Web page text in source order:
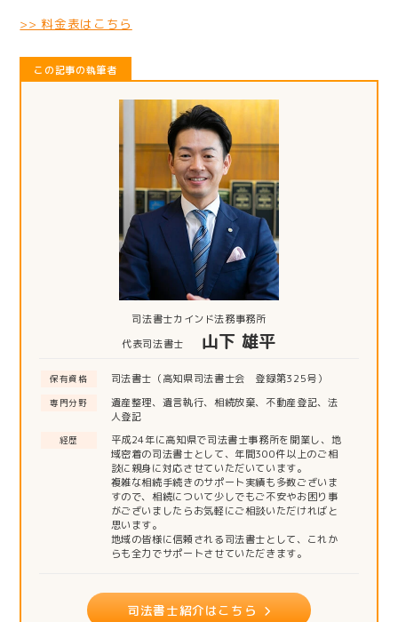
>> 料金表はこちら
この記事の執筆者
司法書士カインド法務事務所
代表司法書士
山下 雄平
保有資格 司法書士（高知県司法書士会 登録第325号）
専門分野
遺産整理、遺言執行、相続放棄、不動産登記、法
人登記
経歴
平成24年に高知県で司法書士事務所を開業し、地
域密着の司法書士として、年間300件以上のご相
談に親身に対応させていただいています。
複雑な相続手続きのサポート実績も多数ございま
すので、相続について少しでもご不安やお困り事
がございましたらお気軽にご相談いただければと
思います。
地域の皆様に信頼される司法書士として、これか
らも全力でサポートさせていただきます。
司法書士紹介はこちら